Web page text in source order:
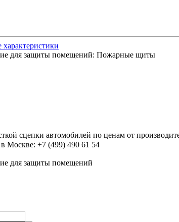
характеристики
для защиты помещений: Пожарные щиты
сцепки автомобилей по ценам от
Москве: +7 (499) 490 61 54
для защиты помещений